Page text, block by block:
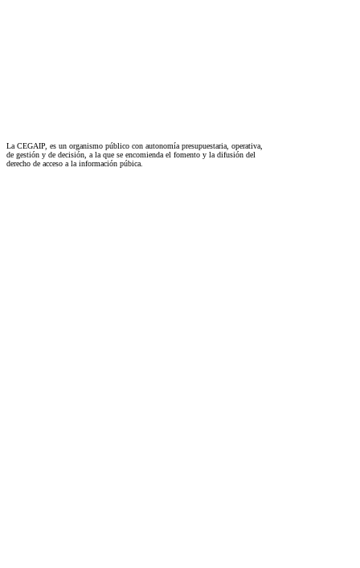
La CEGAIP, es un organismo público con autonomía presupuestaria, operativa,
de gestión y de decisión, a la que se encomienda el fomento y la difusión del
derecho de acceso a la información púbica.